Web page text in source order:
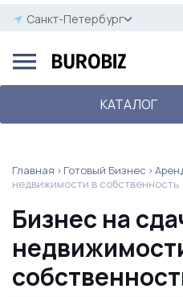
Санкт-Петербург
КАТАЛОГ
Главная Готовый Бизнес
недвижимости в собственность
Бизнес на